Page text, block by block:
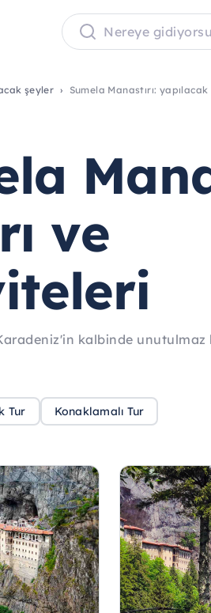
şeyler Sumela Manastırı:
ve
kalbinde unutulmaz
Tur Konaklamalı Tur